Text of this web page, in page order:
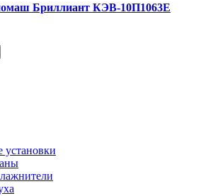
Бриллиант КЭВ-10П1063E